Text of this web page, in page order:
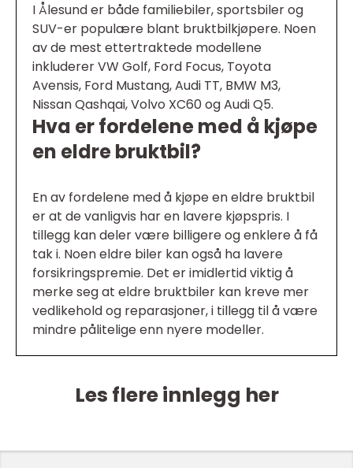
I Ålesund er både familiebiler, sportsbiler og
SUV-er populære blant bruktbilkjøpere. Noen
av de mest ettertraktede modellene
inkluderer VW Golf, Ford Focus, Toyota
Avensis, Ford Mustang, Audi TT, BMW M3,
Nissan Qashqai, Volvo XC60 og Audi Q5.
Hva er fordelene med å kjøpe
en eldre bruktbil?
En av fordelene med å kjøpe en eldre bruktbil
er at de vanligvis har en lavere kjøpspris. I
tillegg kan deler være billigere og enklere å få
tak i. Noen eldre biler kan også ha lavere
forsikringspremie. Det er imidlertid viktig å
merke seg at eldre bruktbiler kan kreve mer
vedlikehold og reparasjoner, i tillegg til å være
mindre pålitelige enn nyere modeller.
Les flere innlegg her